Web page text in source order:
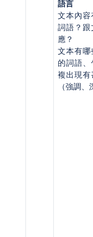
語言
文本內容
詞語？
應？
文本有
的詞語
複出現有
（強調、